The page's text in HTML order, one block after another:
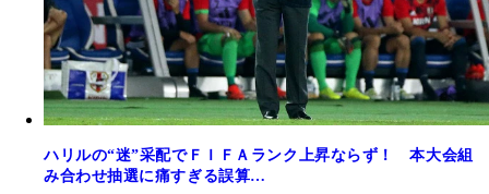
ハリルの“迷”采配でＦＩＦＡランク上昇ならず！ 本大会組
み合わせ抽選に痛すぎる誤算…